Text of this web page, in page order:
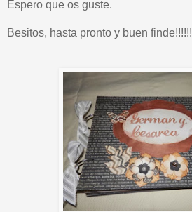
Espero que os guste.
Besitos, hasta pronto y buen finde!!!!!!